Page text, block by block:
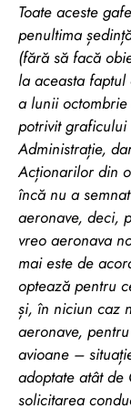
Toate aceste
penultima
(fără să facă
la aceasta
a lunii
potrivit
Administrație,
Acționarilor din
încă nu a
aeronave, deci,
vreo aeronava
mai este de
optează pentru
și, în niciun caz
aeronave,
avioane –
adoptate atât
solicitarea